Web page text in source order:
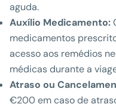
aguda.
Auxílio Medicamento:
medicamentos
acesso aos remédios
médicas durante a
Atraso ou
€200 em caso de